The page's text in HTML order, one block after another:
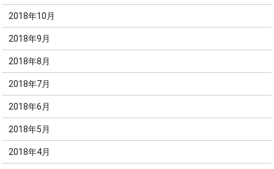
2018年10月
2018年9月
2018年8月
2018年7月
2018年6月
2018年5月
2018年4月